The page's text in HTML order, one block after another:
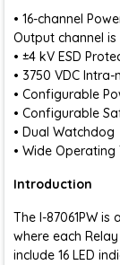
• 16-channel
Output channel
• ±4 kV ESD
• 3750 VDC
• Configurable
• Configurable
• Dual Watchdog
• Wide Operating
Introduction
The I-87061PW
where each
include 16 LED